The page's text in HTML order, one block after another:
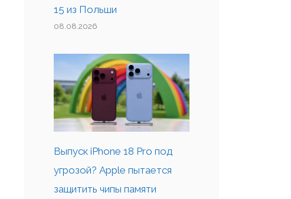
15 из Польши
08.08.2026
Выпуск iPhone 18 Pro под
угрозой? Apple пытается
защитить чипы памяти